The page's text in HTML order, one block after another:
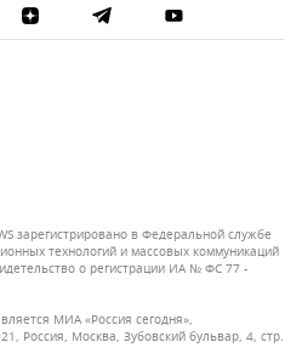
зарегистрировано в Федеральной службе
технологий и массовых коммуникаций
о регистрации ИА № ФС 77 -
МИА «Россия сегодня»,
Россия, Москва, Зубовский бульвар, 4, стр.